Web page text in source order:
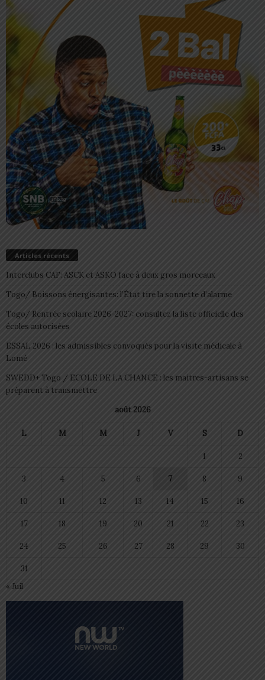
Articles récents
Interclubs CAF: ASCK et ASKO face à deux gros morceaux
Togo/ Boissons énergisantes: l’État tire la sonnette d’alarme
Togo/ Rentrée scolaire 2026-2027: consultez la liste officielle des
écoles autorisées
ESSAL 2026 : les admissibles convoqués pour la visite médicale à
Lomé
SWEDD+ Togo / ECOLE DE LA CHANCE : les maitres-artisans se
préparent à transmettre
août 2026
L M M J V S D
1 2
3 4 5 6 7 8 9
10 11 12 13 14 15 16
17 18 19 20 21 22 23
24 25 26 27 28 29 30
31
« Juil